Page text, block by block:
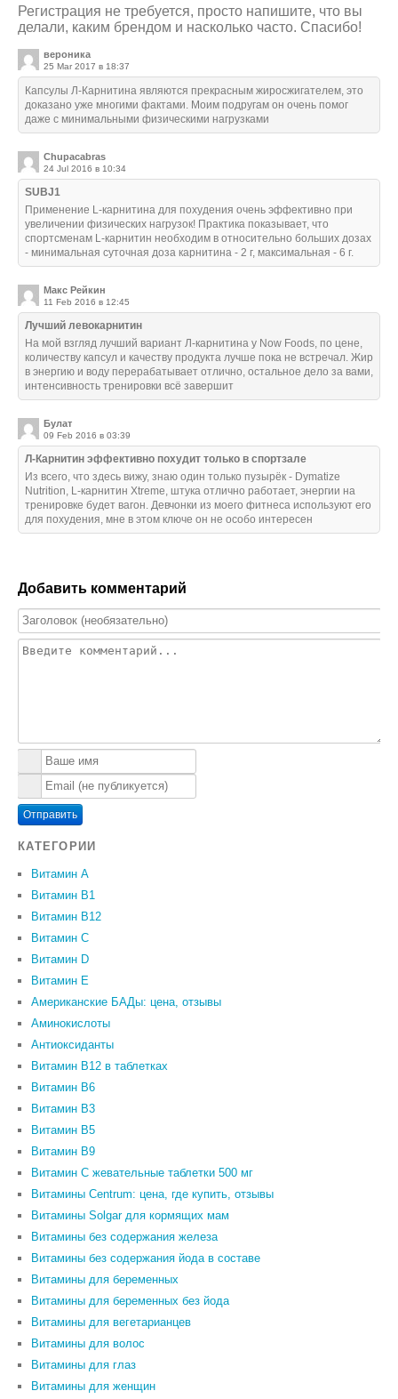
Регистрация не требуется, просто напишите, что вы
делали, каким брендом и насколько часто. Спасибо!
вероника
25 Mar 2017 в 18:37
Капсулы Л-Карнитина являются прекрасным жиросжигателем, это
доказано уже многими фактами. Моим подругам он очень помог
даже с минимальными физическими нагрузками
Chupacabras
24 Jul 2016 в 10:34
SUBJ1
Применение L-карнитина для похудения очень эффективно при
увеличении физических нагрузок! Практика показывает, что
спортсменам L-карнитин необходим в относительно больших дозах
- минимальная суточная доза карнитина - 2 г, максимальная - 6 г.
Макс Рейкин
11 Feb 2016 в 12:45
Лучший левокарнитин
На мой взгляд лучший вариант Л-карнитина у Now Foods, по цене,
количеству капсул и качеству продукта лучше пока не встречал. Жир
в энергию и воду перерабатывает отлично, остальное дело за вами,
интенсивность тренировки всё завершит
Булат
09 Feb 2016 в 03:39
Л-Карнитин эффективно похудит только в спортзале
Из всего, что здесь вижу, знаю один только пузырёк - Dymatize
Nutrition, L-карнитин Xtreme, штука отлично работает, энергии на
тренировке будет вагон. Девчонки из моего фитнеса используют его
для похудения, мне в этом ключе он не особо интересен
Добавить комментарий
Отправить
КАТЕГОРИИ
Витамин A
Витамин B1
Витамин B12
Витамин C
Витамин D
Витамин Е
Американские БАДы: цена, отзывы
Аминокислоты
Антиоксиданты
Витамин B12 в таблетках
Витамин B6
Витамин В3
Витамин В5
Витамин В9
Витамин С жевательные таблетки 500 мг
Витамины Centrum: цена, где купить, отзывы
Витамины Solgar для кормящих мам
Витамины без содержания железа
Витамины без содержания йода в составе
Витамины для беременных
Витамины для беременных без йода
Витамины для вегетарианцев
Витамины для волос
Витамины для глаз
Витамины для женщин